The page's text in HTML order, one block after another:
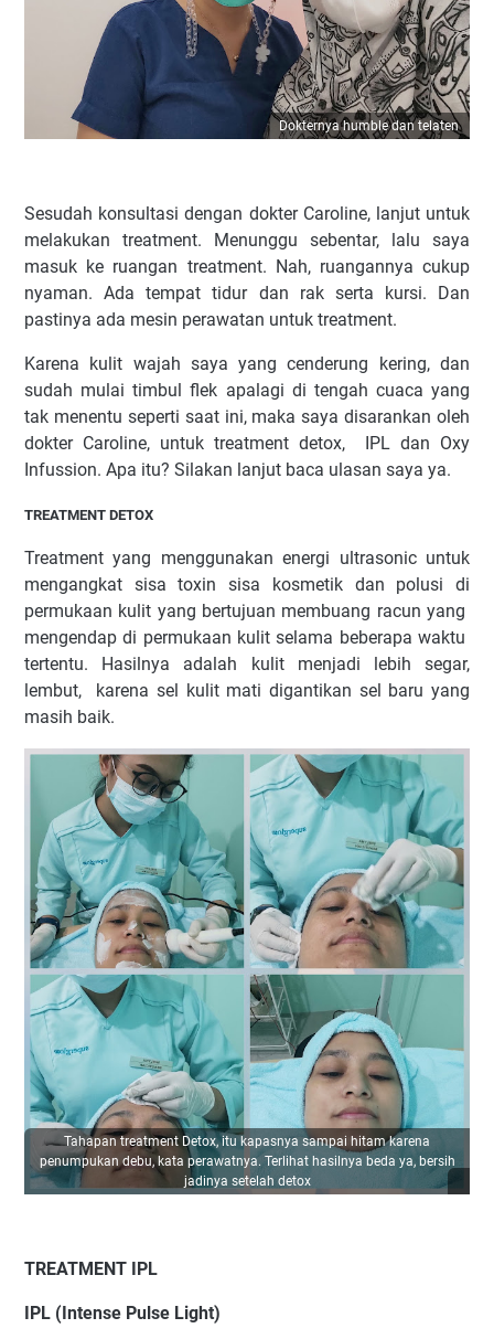
Dokternya humble dan telaten
Sesudah konsultasi dengan dokter Caroline, lanjut untuk
melakukan treatment. Menunggu sebentar, lalu saya
masuk ke ruangan treatment. Nah, ruangannya cukup
nyaman. Ada tempat tidur dan rak serta kursi. Dan
pastinya ada mesin perawatan untuk treatment.
Karena kulit wajah saya yang cenderung kering, dan
sudah mulai timbul flek apalagi di tengah cuaca yang
tak menentu seperti saat ini, maka saya disarankan oleh
dokter Caroline, untuk treatment detox, IPL dan Oxy
Infussion. Apa itu? Silakan lanjut baca ulasan saya ya.
TREATMENT DETOX
Treatment yang menggunakan energi ultrasonic untuk
mengangkat sisa toxin sisa kosmetik dan polusi di
permukaan kulit yang bertujuan membuang racun yang
mengendap di permukaan kulit selama beberapa waktu
tertentu. Hasilnya adalah kulit menjadi lebih segar,
lembut,
karena sel kulit mati digantikan sel baru yang
masih baik.
Tahapan treatment Detox, itu kapasnya sampai hitam karena
penumpukan debu, kata perawatnya. Terlihat hasilnya beda ya, bersih
jadinya setelah detox
TREATMENT IPL
IPL (Intense Pulse Light)